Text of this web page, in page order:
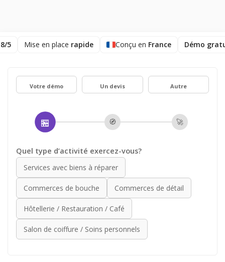
5 Mise en place rapide Conçu en France Démo
Votre démo Un devis Autre
🏪 🧭 🚀
Quel type d’activité exercez-vous?
Services avec biens à réparer
Commerces de bouche Commerces de détail
Hôtellerie / Restauration / Café
Salon de coiffure / Soins personnels